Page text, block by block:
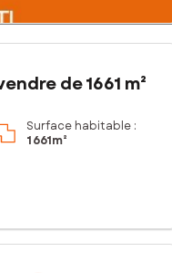
de 1661 m²
Surface habitable :
1 661m²